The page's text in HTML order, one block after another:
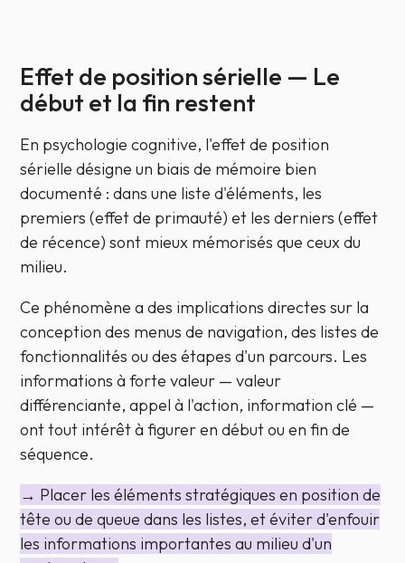
Effet de position sérielle — Le
début et la fin restent
En psychologie cognitive, l'effet de position
sérielle désigne un biais de mémoire bien
documenté : dans une liste d'éléments, les
premiers (effet de primauté) et les derniers (effet
de récence) sont mieux mémorisés que ceux du
milieu.
Ce phénomène a des implications directes sur la
conception des menus de navigation, des listes de
fonctionnalités ou des étapes d'un parcours. Les
informations à forte valeur — valeur
différenciante, appel à l'action, information clé —
ont tout intérêt à figurer en début ou en fin de
séquence.
→ Placer les éléments stratégiques en position de
tête ou de queue dans les listes, et éviter d'enfouir
les informations importantes au milieu d'un